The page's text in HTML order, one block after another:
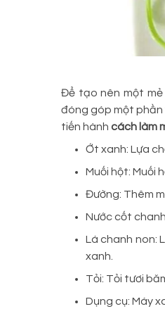
Để tạo nên một mẻ
đóng góp một phần
tiến hành cách làm
Ớt xanh: Lựa
Muối hột: Muối
Đường: Thêm
Nước cốt
Lá chanh non:
xanh.
Tỏi: Tỏi tươi
Dụng cụ: Máy